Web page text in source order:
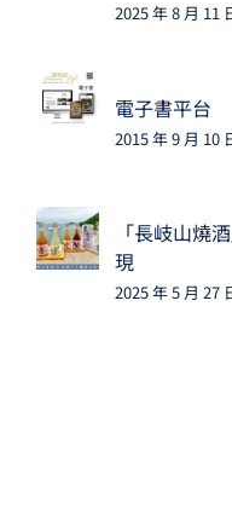
2025 年 8 月 11
電子書平台
2015 年 9 月 10
「長岐山燒
現
2025 年 5 月 27